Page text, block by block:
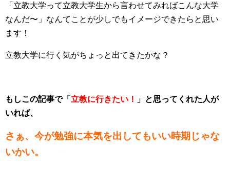
「立教大学って立教大学生から言わせてみればこんな大学
なんだ〜」なんてことが少しでもイメージできたらと思い
ます！
立教大学に行く気がちょっと出てきたかな？
もしこの記事で「 立教に行きたい！
」と思ってくれた人が
いれば、
さぁ、今が勉強に本気を出してもいい時期じゃな
いかい。